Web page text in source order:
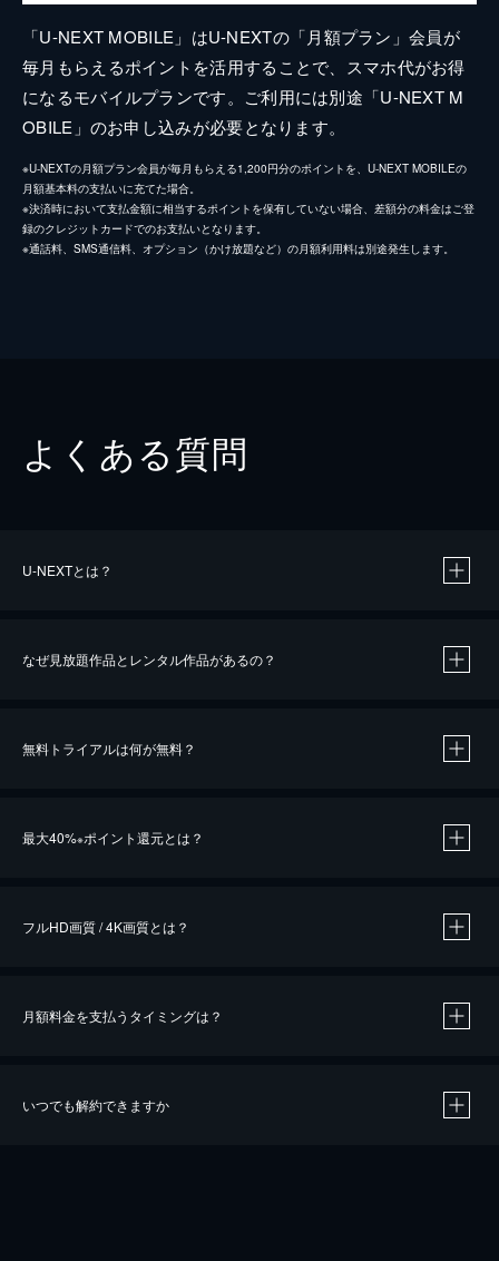
「U-NEXT MOBILE」はU-NEXTの「月額プラン」会員が
毎月もらえるポイントを活用することで、スマホ代がお得
になるモバイルプランです。ご利用には別途「U-NEXT M
OBILE」のお申し込みが必要となります。
※U-NEXTの月額プラン会員が毎月もらえる1,200円分のポイントを、U-NEXT MOBILEの
月額基本料の支払いに充てた場合。
※決済時において支払金額に相当するポイントを保有していない場合、差額分の料金はご登
録のクレジットカードでのお支払いとなります。
※通話料、SMS通信料、オプション（かけ放題など）の月額利用料は別途発生します。
よくある質問
U-NEXTとは？
なぜ見放題作品とレンタル作品があるの？
無料トライアルは何が無料？
最大40%※ポイント還元とは？
※40％ポイント還元の対象は、クレジットカード決済による作品の購入 / レンタルです。
iOSアプリのUコイン決済による作品の購入 / レンタルは、20％のポイント還元です。
フルHD画質 / 4K画質とは？
月額料金を支払うタイミングは？
いつでも解約できますか